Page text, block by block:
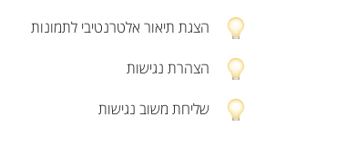
הצגת תיאור אלטרנטיבי לתמונות
הצהרת נגישות
שליחת משוב נגישות